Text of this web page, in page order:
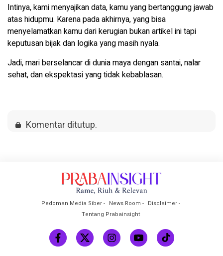
Intinya, kami menyajikan data, kamu yang bertanggung jawab
atas hidupmu. Karena pada akhirnya, yang bisa
menyelamatkan kamu dari kerugian bukan artikel ini tapi
keputusan bijak dan logika yang masih nyala.
Jadi, mari berselancar di dunia maya dengan santai, nalar
sehat, dan ekspektasi yang tidak kebablasan.
Komentar ditutup.
Pedoman Media Siber News Room
Disclaimer
Tentang Prabainsight